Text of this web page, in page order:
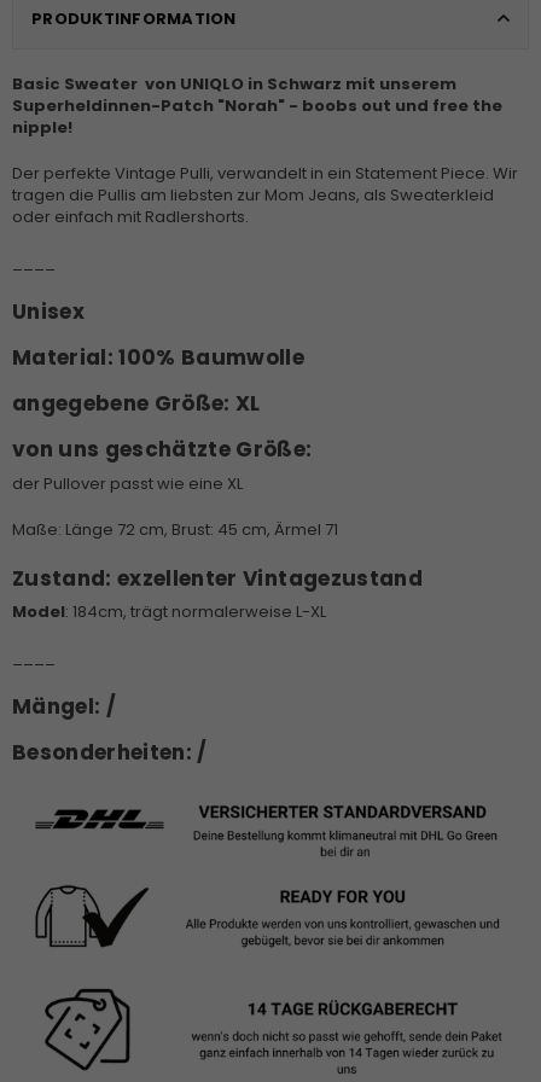
PRODUKTINFORMATION
Basic Sweater von UNIQLO in Schwarz mit unserem
Superheldinnen-Patch "Norah" - boobs out und free the
nipple!
Der perfekte Vintage Pulli, verwandelt in ein Statement Piece. Wir
tragen die Pullis am liebsten zur Mom Jeans, als Sweaterkleid
oder einfach mit Radlershorts.
Unisex
Material: 100% Baumwolle
angegebene Größe: XL
von uns geschätzte Größe:
der Pullover passt wie eine XL
Maße: Länge 72 cm, Brust: 45 cm, Ärmel 71
Zustand:exzellenter Vintagezustand
Model: 184cm, trägt normalerweise L-XL
Mängel: /
Besonderheiten: /